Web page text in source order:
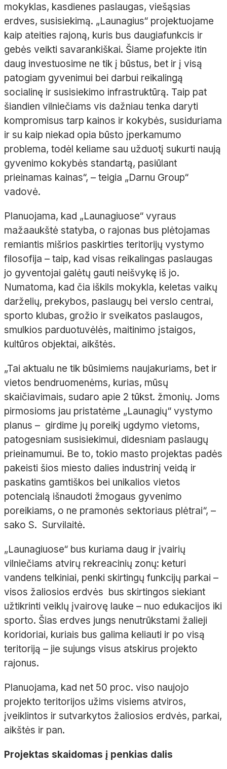
mokyklas, kasdienes paslaugas, viešąsias
erdves, susisiekimą. „Launagius“ projektuojame
kaip ateities rajoną, kuris bus daugiafunkcis ir
gebės veikti savarankiškai. Šiame projekte itin
daug investuosime ne tik į būstus, bet ir į visą
patogiam gyvenimui bei darbui reikalingą
socialinę ir susisiekimo infrastruktūrą. Taip pat
šiandien vilniečiams vis dažniau tenka daryti
kompromisus tarp kainos ir kokybės, susiduriama
ir su kaip niekad opia būsto įperkamumo
problema, todėl keliame sau užduotį sukurti naują
gyvenimo kokybės standartą, pasiūlant
prieinamas kainas“, – teigia „Darnu Group“
vadovė.
Planuojama, kad „Launagiuose“ vyraus
mažaaukštė statyba, o rajonas bus plėtojamas
remiantis mišrios paskirties teritorijų vystymo
filosofija – taip, kad visas reikalingas paslaugas
jo gyventojai galėtų gauti neišvykę iš jo.
Numatoma, kad čia iškils mokykla, keletas vaikų
darželių, prekybos, paslaugų bei verslo centrai,
sporto klubas, grožio ir sveikatos paslaugos,
smulkios parduotuvėlės, maitinimo įstaigos,
kultūros objektai, aikštės.
„Tai aktualu ne tik būsimiems naujakuriams, bet ir
vietos bendruomenėms, kurias, mūsų
skaičiavimais, sudaro apie 2 tūkst. žmonių. Joms
pirmosioms jau pristatėme „Launagių“ vystymo
planus – girdime jų poreikį ugdymo vietoms,
patogesniam susisiekimui, didesniam paslaugų
prieinamumui. Be to, tokio masto projektas padės
pakeisti šios miesto dalies industrinį veidą ir
paskatins gamtiškos bei unikalios vietos
potencialą išnaudoti žmogaus gyvenimo
poreikiams, o ne pramonės sektoriaus plėtrai“, –
sako S. Survilaitė.
„Launagiuose“ bus kuriama daug ir įvairių
vilniečiams atvirų rekreacinių zonų: keturi
vandens telkiniai, penki skirtingų funkcijų parkai –
visos žaliosios erdvės bus skirtingos siekiant
užtikrinti veiklų įvairovę lauke – nuo edukacijos iki
sporto. Šias erdves jungs nenutrūkstami žalieji
koridoriai, kuriais bus galima keliauti ir po visą
teritoriją – jie sujungs visus atskirus projekto
rajonus.
Planuojama, kad net 50 proc. viso naujojo
projekto teritorijos užims visiems atviros,
įveiklintos ir sutvarkytos žaliosios erdvės, parkai,
aikštės ir pan.
Projektas skaidomas į penkias dalis